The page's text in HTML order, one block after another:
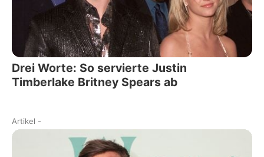
Drei Worte: So servierte Justin
Timberlake Britney Spears ab
Artikel -